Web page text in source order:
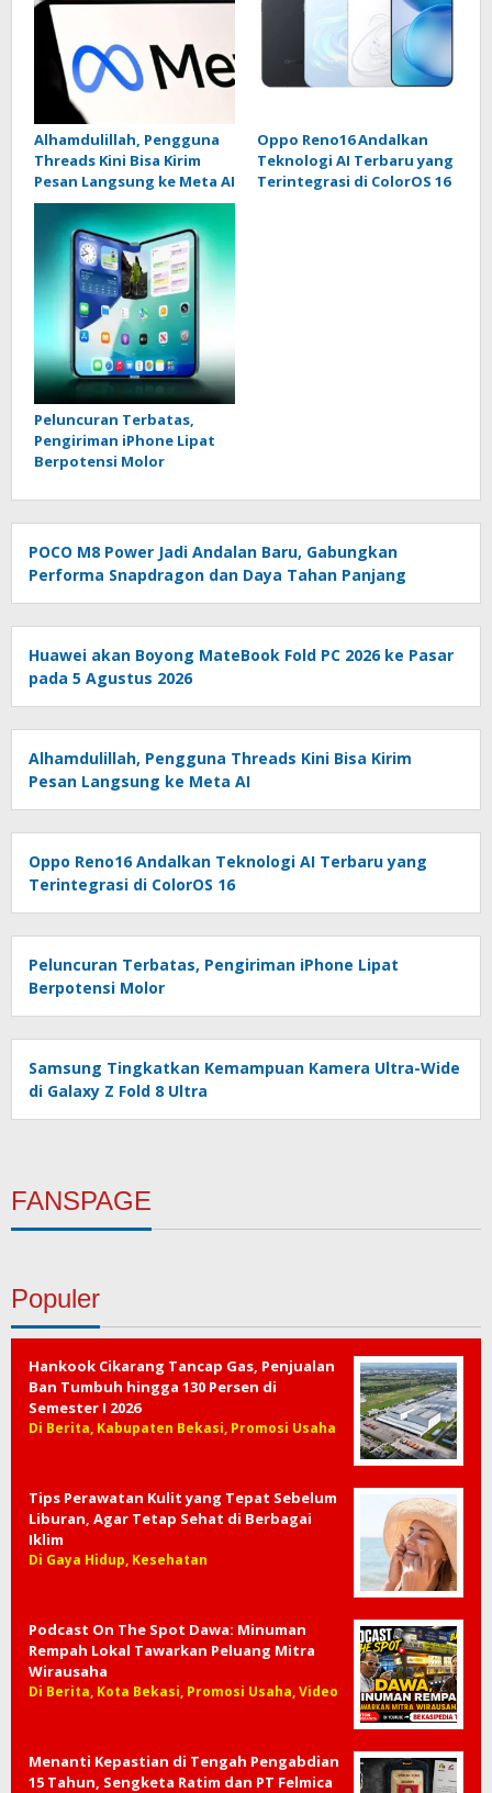
Alhamdulillah, Pengguna
Threads Kini Bisa Kirim
Pesan Langsung ke Meta AI
Oppo Reno16 Andalkan
Teknologi AI Terbaru yang
Terintegrasi di ColorOS 16
Peluncuran Terbatas,
Pengiriman iPhone Lipat
Berpotensi Molor
POCO M8 Power Jadi Andalan Baru, Gabungkan
Performa Snapdragon dan Daya Tahan Panjang
Huawei akan Boyong MateBook Fold PC 2026 ke Pasar
pada 5 Agustus 2026
Alhamdulillah, Pengguna Threads Kini Bisa Kirim
Pesan Langsung ke Meta AI
Oppo Reno16 Andalkan Teknologi AI Terbaru yang
Terintegrasi di ColorOS 16
Peluncuran Terbatas, Pengiriman iPhone Lipat
Berpotensi Molor
Samsung Tingkatkan Kemampuan Kamera Ultra-Wide
di Galaxy Z Fold 8 Ultra
FANSPAGE
Populer
Hankook Cikarang Tancap Gas, Penjualan
Ban Tumbuh hingga 130 Persen di
Semester I 2026
Di Berita, Kabupaten Bekasi, Promosi Usaha
Tips Perawatan Kulit yang Tepat Sebelum
Liburan, Agar Tetap Sehat di Berbagai
Iklim
Di Gaya Hidup, Kesehatan
Podcast On The Spot Dawa: Minuman
Rempah Lokal Tawarkan Peluang Mitra
Wirausaha
Di Berita, Kota Bekasi, Promosi Usaha, Video
Menanti Kepastian di Tengah Pengabdian
15 Tahun, Sengketa Ratim dan PT Felmica